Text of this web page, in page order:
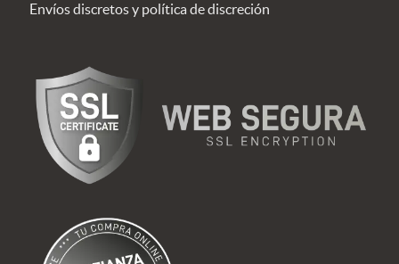
Envíos discretos y política de discreción